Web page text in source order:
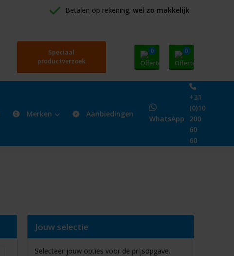
Betalen op rekening, wel zo makkelijk
Speciaal
productverzoek
0 0
Merken Aanbiedingen
WhatsApp
+31
(0)10
200
60
60
Jouw selectie
Selecteer jouw opties voor de prijsopgave.